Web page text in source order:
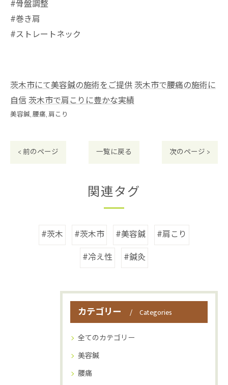
#骨盤調整
#巻き肩
#ストレートネック
茨木市にて美容鍼の施術をご提供茨木市で腰痛の施術に
自信茨木市で肩こりに豊かな実績
美容鍼 腰痛 肩こり
< 前のページ 一覧に戻る 次のページ >
関連タグ
#茨木 #茨木市 #美容鍼
#肩こり
#冷え性
#鍼灸
カテゴリー Categories
全てのカテゴリー
美容鍼
腰痛